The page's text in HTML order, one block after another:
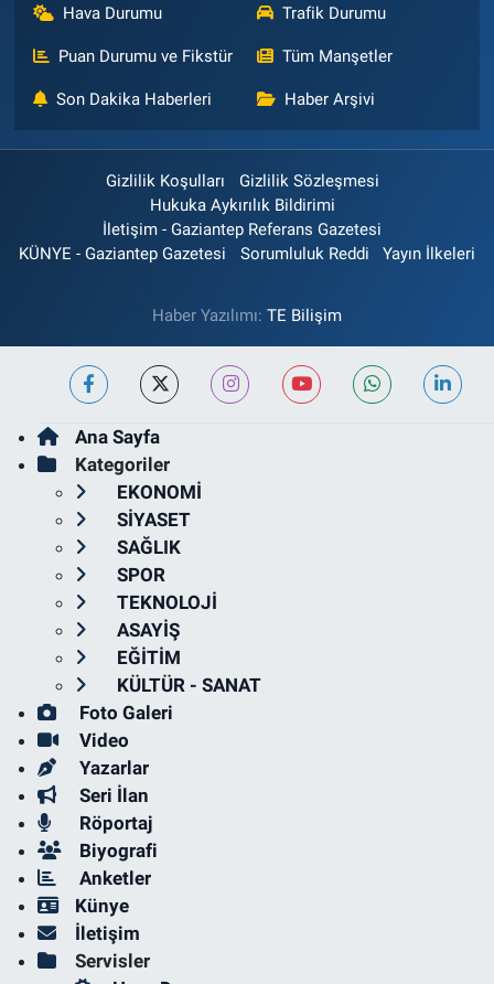
Hava Durumu Trafik Durumu
Puan Durumu ve Fikstür Tüm Manşetler
Son Dakika Haberleri Haber Arşivi
Gizlilik Koşulları
Gizlilik Sözleşmesi
Hukuka Aykırılık Bildirimi
İletişim - Gaziantep Referans Gazetesi
KÜNYE - Gaziantep Gazetesi
Sorumluluk Reddi Yayın İlkeleri
Haber Yazılımı: TE Bilişim
Ana Sayfa
Kategoriler
EKONOMİ
SİYASET
SAĞLIK
SPOR
TEKNOLOJİ
ASAYİŞ
EĞİTİM
KÜLTÜR - SANAT
Foto Galeri
Video
Yazarlar
Seri İlan
Röportaj
Biyografi
Anketler
Künye
İletişim
Servisler